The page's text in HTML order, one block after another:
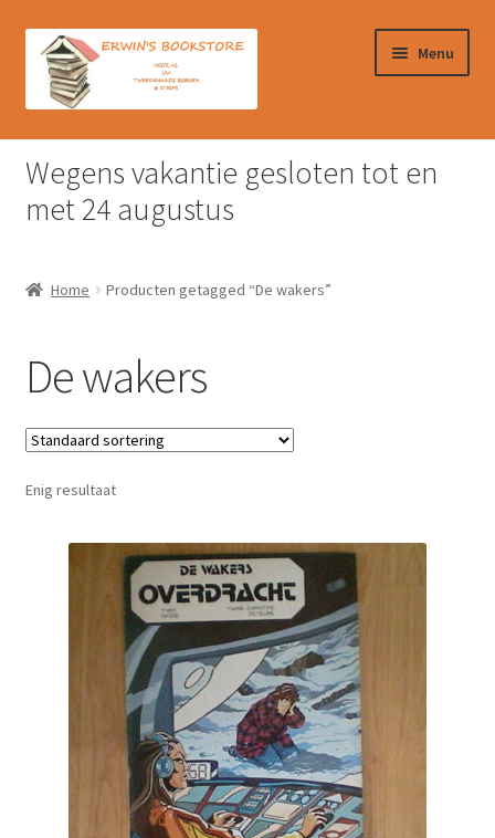
door
naar
naar
Menu
Home
Afrekenen
Verzendkosten & Ophalen boeken
Winkelmand
Wegens vakantie gesloten tot en
met 24 augustus
Home Producten getagged “De wakers”
De wakers
Enig resultaat